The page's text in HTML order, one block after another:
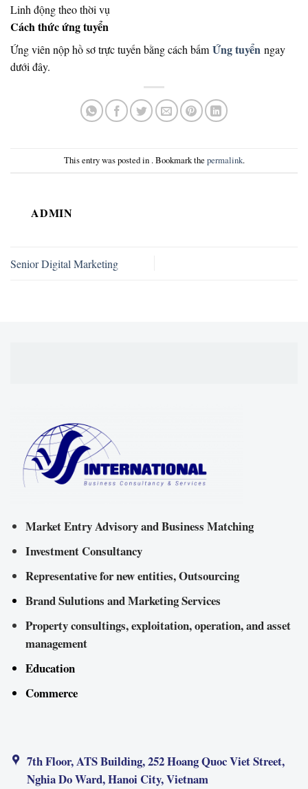
Linh động theo thời vụ
Cách thức ứng tuyển
Ứng viên nộp hồ sơ trực tuyến bằng cách bấmỨng tuyển ngay
dưới đây.
This entry was posted in . Bookmark the permalink.
ADMIN
Senior Digital Marketing
Market Entry Advisory and Business Matching
Investment Consultancy
Representative for new entities, Outsourcing
Brand Sulutions and Marketing Services
Property consultings, exploitation, operation, and asset
management
Education
Commerce
7th Floor, ATS Building, 252 Hoang Quoc Viet Street,
Nghia Do Ward, Hanoi City, Vietnam